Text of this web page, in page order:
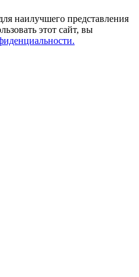
наилучшего представления
этот сайт, вы